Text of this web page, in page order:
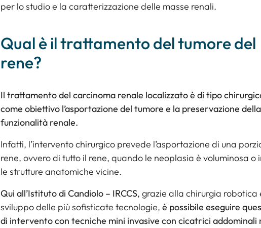
per lo studio e la caratterizzazione delle masse renali.
Qual è il trattamento del tumore del
rene?
Il trattamento del carcinoma renale localizzato è di tipo
come obiettivo l’asportazione del tumore e la preservazione della
funzionalità renale.
Infatti, l’intervento chirurgico prevede l’asportazione di una
rene, ovvero di tutto il rene, quando le neoplasia è voluminosa o
le strutture anatomiche vicine.
Qui all’Istituto di Candiolo – IRCCS, grazie alla chirurgia robotica
sviluppo delle più sofisticate tecnologie, è possibile eseguire
di intervento con tecniche mini invasive con cicatrici addominali